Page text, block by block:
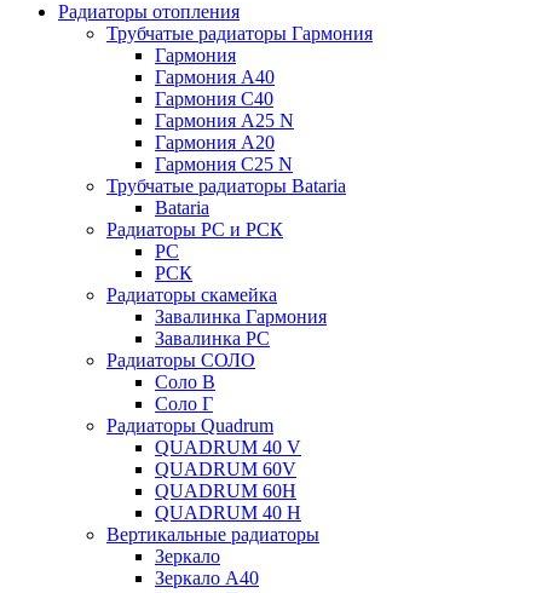
Радиаторы отопления
Трубчатые радиаторы Гармония
Гармония
Гармония А40
Гармония С40
Гармония А25 N
Гармония А20
Гармония С25 N
Трубчатые радиаторы Bataria
Bataria
Радиаторы РС и РСК
РС
РСК
Радиаторы скамейка
Завалинка Гармония
Завалинка РС
Радиаторы СОЛО
Соло В
Соло Г
Радиаторы Quadrum
QUADRUM 40 V
QUADRUM 60V
QUADRUM 60H
QUADRUM 40 H
Вертикальные радиаторы
Зеркало
Зеркало А40